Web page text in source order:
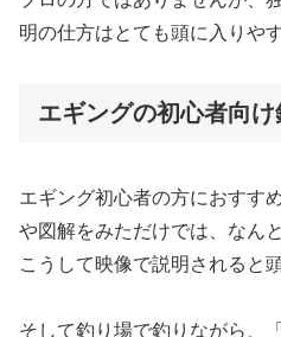
明の仕方はとても頭に入りや
エギングの初心者向
エギング初心者の方におすす
や図解をみただけでは、なん
こうして映像で説明されると
そして釣り場で釣りながら、